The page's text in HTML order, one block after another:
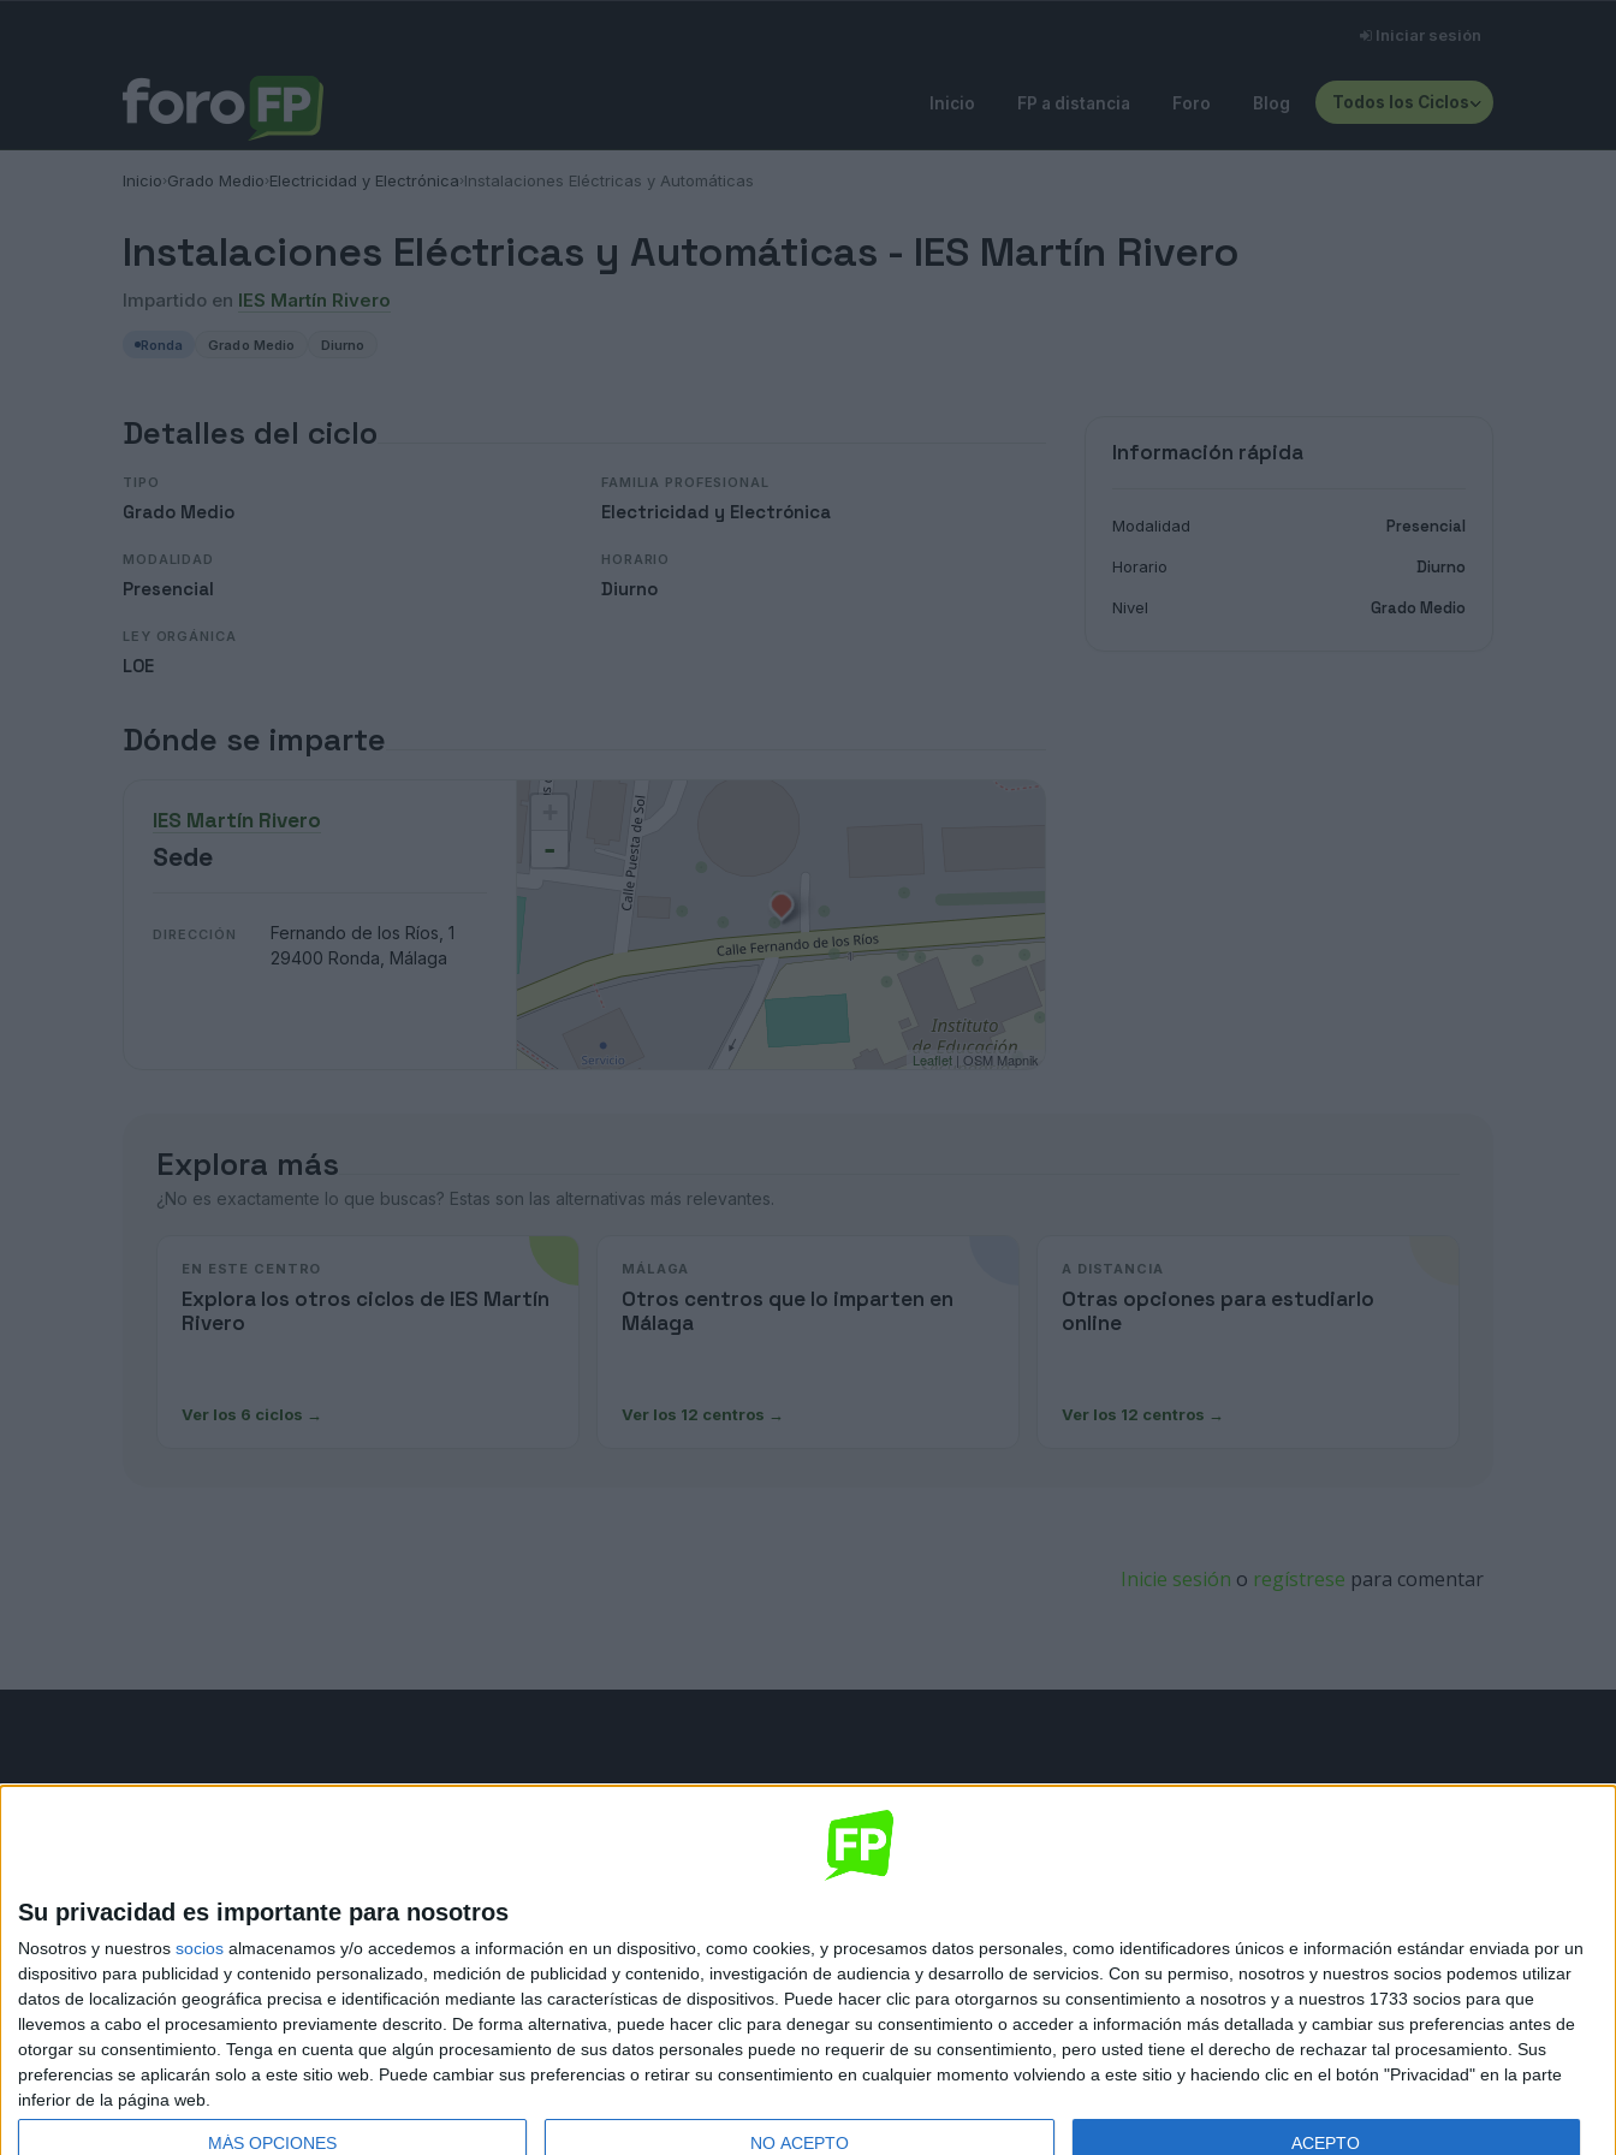
Su privacidad es importante para nosotros
Nosotros y nuestros socios almacenamos y/o accedemos a información en un dispositivo, como cookies, y procesamos datos personales, como identificadores únicos e información estándar enviada por un
dispositivo para publicidad y contenido personalizado, medición de publicidad y contenido, investigación de audiencia y desarrollo de servicios. Con su permiso, nosotros y nuestros socios podemos utilizar
datos de localización geográfica precisa e identificación mediante las características de dispositivos. Puede hacer clic para otorgarnos su consentimiento a nosotros y a nuestros 1733 socios para que
llevemos a cabo el procesamiento previamente descrito. De forma alternativa, puede hacer clic para denegar su consentimiento o acceder a información más detallada y cambiar sus preferencias antes de
otorgar su consentimiento. Tenga en cuenta que algún procesamiento de sus datos personales puede no requerir de su consentimiento, pero usted tiene el derecho de rechazar tal procesamiento. Sus
preferencias se aplicarán solo a este sitio web. Puede cambiar sus preferencias o retirar su consentimiento en cualquier momento volviendo a este sitio y haciendo clic en el botón "Privacidad" en la parte
inferior de la página web.
MÁS OPCIONES NO ACEPTO ACEPTO
Iniciar sesión
Inicio FP a distancia Foro Blog Todos los Ciclos
Inicio›Grado Medio›Electricidad y Electrónica›Instalaciones Eléctricas y Automáticas
Instalaciones Eléctricas y Automáticas - IES Martín Rivero
Impartido en IES Martín Rivero
Ronda Grado Medio Diurno
Detalles del ciclo
TIPO
Grado Medio
FAMILIA PROFESIONAL
Electricidad y Electrónica
MODALIDAD
Presencial
HORARIO
Diurno
LEY ORGÁNICA
LOE
Dónde se imparte
IES Martín Rivero
Sede
DIRECCIÓN
Fernando de los Ríos, 1
29400 Ronda, Málaga
-
Leaflet| OSM Mapnik
Información rápida
Modalidad Presencial
Horario Diurno
Nivel Grado Medio
Explora más
¿No es exactamente lo que buscas? Estas son las alternativas más relevantes.
EN ESTE CENTRO
Explora los otros ciclos de IES Martín
Rivero
Ver los 6 ciclos →
MÁLAGA
Otros centros que lo imparten en
Málaga
Ver los 12 centros →
A DISTANCIA
Otras opciones para estudiarlo
online
Ver los 12 centros →
Inicie sesión o regístrese para comentar
Contáctanos
Phone:+34 91 593 2767
Email: info@forofp.es
Información legal
© Compás Mediterráneo SL. Todos los derechos reservados.